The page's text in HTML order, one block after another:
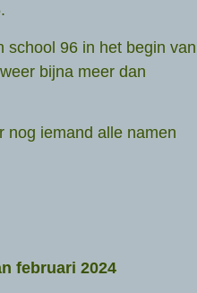
school 96 in het begin van
bijna meer dan
nog iemand alle namen
februari 2024